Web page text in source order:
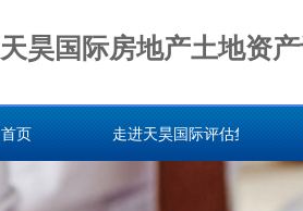
天昊国际房地产土地资
首页 走进天昊国际评估集团